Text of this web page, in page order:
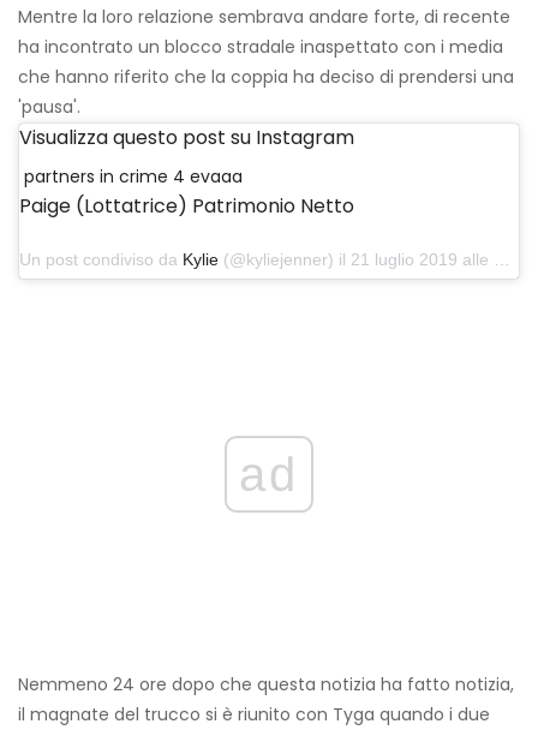
Mentre la loro relazione sembrava andare forte, di recente
ha incontrato un blocco stradale inaspettato con i media
che hanno riferito che la coppia ha deciso di prendersi una
'pausa'.
Visualizza questo post su Instagram
partners in crime 4 evaaa‍‍
Paige (lottatrice) Patrimonio Netto
Un post condiviso da Kylie (@kyliejenner) il 21 luglio 2019 alle 14:16 PDT
ad
Nemmeno 24 ore dopo che questa notizia ha fatto notizia,
il magnate del trucco si è riunito con Tyga quando i due